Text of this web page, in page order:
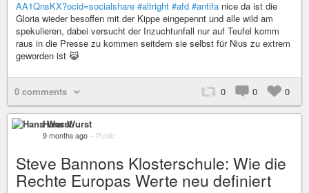
AA1QnsKX?ocid=socialshare #altright #afd #antifa nice da ist die
Gloria wieder besoffen mit der Kippe eingepennt und alle wild am
spekulieren, dabei versucht der Inzuchtunfall nur auf Teufel komm
raus in die Presse zu kommen seitdem sie selbst für Nius zu extrem
geworden ist 😹
0 comments 0 0 0
Hans Wurst
9 months ago – Public
Steve Bannons Klosterschule: Wie die
Rechte Europas Werte neu definiert